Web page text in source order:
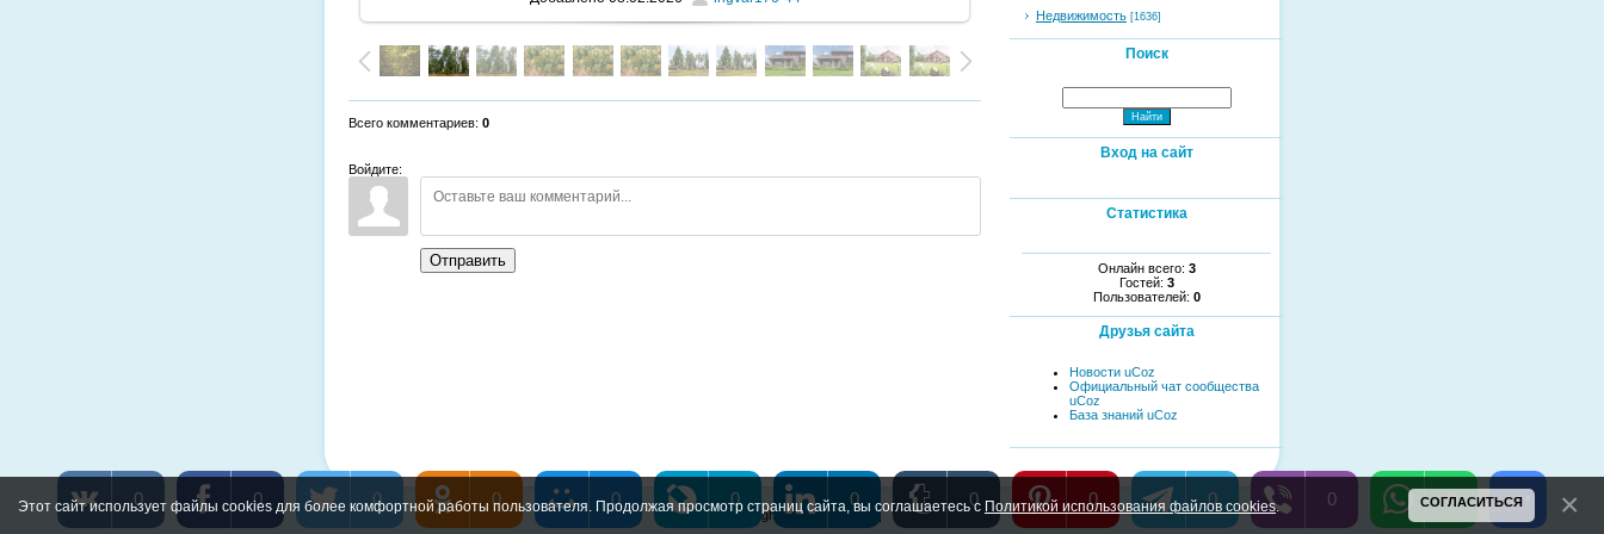
Всего комментариев: 0
Войдите:
Отправить
Недвижимость [1636]
Поиск
Вход на сайт
Статистика
Онлайн всего: 3
Гостей: 3
Пользователей: 0
Друзья сайта
Новости uCoz
Официальный чат сообщества
uCoz
База знаний uCoz
Copyright MyCorp © 2026 |
0 0 0 0 0 0 0 0 0 0 0 0
Этот сайт использует файлы cookies для более комфортной работы пользователя. Продолжая просмотр страниц сайта, вы соглашаетесь с Политикой использования файлов cookies. СОГЛАСИТЬСЯ